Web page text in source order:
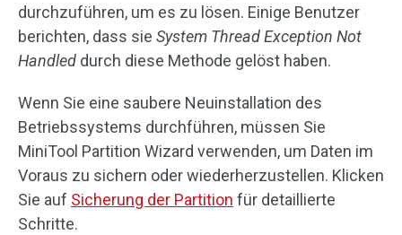
durchzuführen, um es zu lösen. Einige Benutzer
berichten, dass sie System Thread Exception Not
Handled durch diese Methode gelöst haben.
Wenn Sie eine saubere Neuinstallation des
Betriebssystems durchführen, müssen Sie
MiniTool Partition Wizard verwenden, um Daten im
Voraus zu sichern oder wiederherzustellen. Klicken
Sie auf Sicherung der Partition für detaillierte
Schritte.